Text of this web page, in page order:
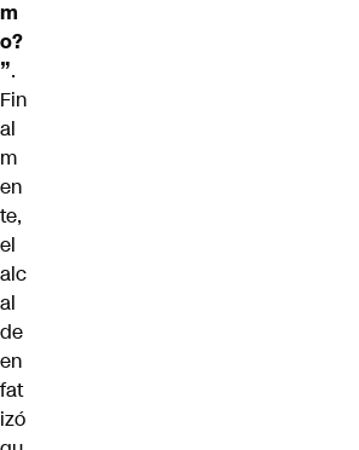
m
o?
”.
Fin
al
m
en
te,
el
alc
al
de
en
fat
izó